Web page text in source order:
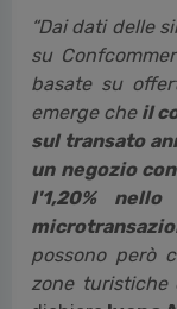
“Dai dati delle
su
basate su
emerge che il
sul transato
un negozio
l'1,20%
possono però
zone turistiche